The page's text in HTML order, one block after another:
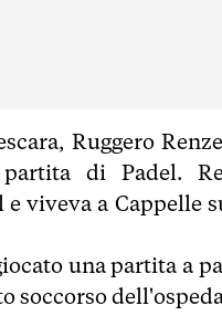
Ruggero
di Padel.
viveva a Cappelle
una partita a